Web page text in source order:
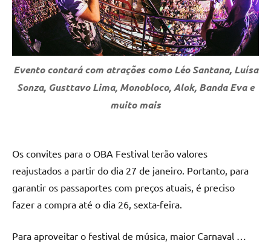
Evento contará com atrações como Léo Santana, Luísa
Sonza, Gusttavo Lima, Monobloco, Alok, Banda Eva e
muito mais
Os convites para o OBA Festival terão valores
reajustados a partir do dia 27 de janeiro. Portanto, para
garantir os passaportes com preços atuais, é preciso
fazer a compra até o dia 26, sexta-feira.
Para aproveitar o festival de música, maior Carnaval …